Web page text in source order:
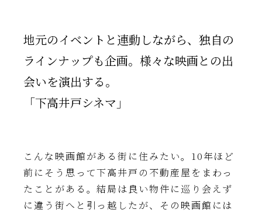
地元のイベントと連動しながら、独自の
ラインナップも企画。様々な映画との出
会いを演出する。
「下高井戸シネマ」
こんな映画館がある街に住みたい。10年ほど
前にそう思って下高井戸の不動産屋をまわっ
たことがある。結局は良い物件に巡り会えず
に違う街へと引っ越したが、その映画館には